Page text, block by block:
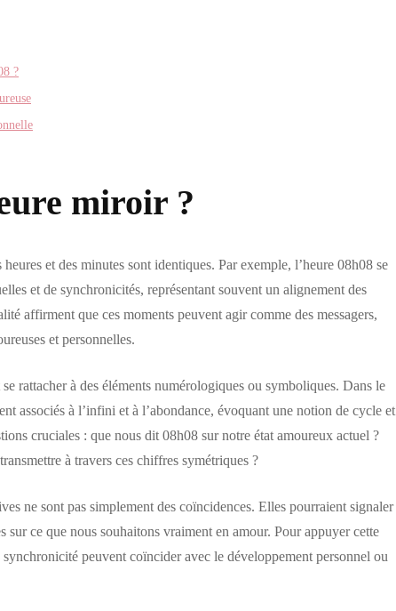
?
miroir ?
et des minutes sont identiques. Par exemple, l’heure 08h08 se
et de synchronicités, représentant souvent un alignement des
affirment que ces moments peuvent agir comme des messagers,
et personnelles.
rattacher à des éléments numérologiques ou symboliques. Dans le
associés à l’infini et à l’abondance, évoquant une notion de cycle et
cruciales : que nous dit 08h08 sur notre état amoureux actuel ?
à travers ces chiffres symétriques ?
ne sont pas simplement des coïncidences. Elles pourraient signaler
sur ce que nous souhaitons vraiment en amour. Pour appuyer cette
peuvent coïncider avec le développement personnel ou